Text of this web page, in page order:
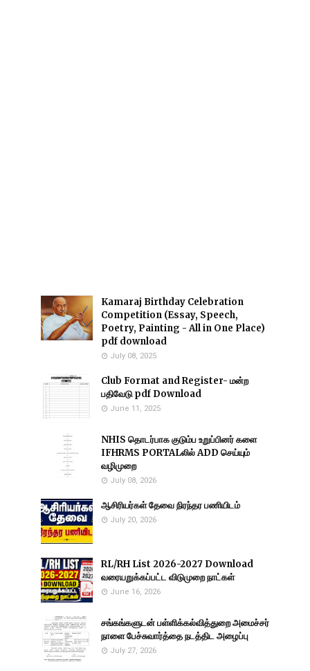
Kamaraj Birthday Celebration
Competition (Essay, Speech,
Poetry, Painting - All in One Place)
pdf download
July 08, 2025
Club Format and Register- மன்ற
பதிவேடு pdf Download
June 11, 2025
NHIS தொடர்பாக குடும்ப உறுப்பினர் களை
IFHRMS PORTALலில் ADD செய்யும்
வழிமுறை
July 08, 2026
ஆசிரியர்கள் தேவை நிரந்தர பணியிடம்
July 20, 2026
RL/RH List 2026-2027 Download
வரையறுக்கப்பட்ட விடுமுறை நாட்கள்
June 16, 2026
சங்கங்களுடன் பள்ளிக்கல்வித்துறை அமைச்சர்
நாளை பேச்சுவார்த்தை நடத்திட அழைப்பு
July 27, 2026